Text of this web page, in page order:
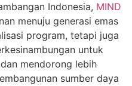
Indonesia, MIND
menuju generasi emas
program, tetapi juga
untuk
mendorong lebih
sumber daya